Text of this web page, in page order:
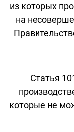
из которых
на
Статья
которые не